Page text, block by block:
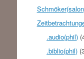
.audio(phil)
.biblio(phil)